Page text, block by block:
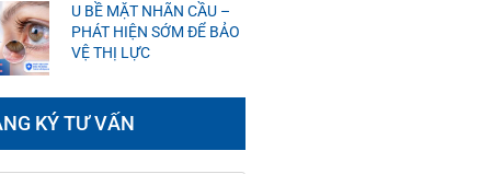
U BỀ MẶT NHÃN CẦU –
PHÁT HIỆN SỚM ĐỂ BẢO
VỆ THỊ LỰC
KÝ TƯ VẤN